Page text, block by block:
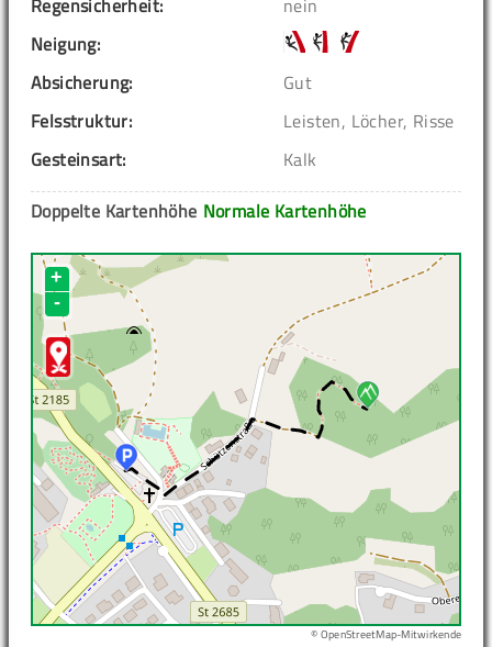
Regensicherheit:
nein
Neigung:
Absicherung:
Gut
Felsstruktur:
Leisten, Löcher, Risse
Gesteinsart:
Kalk
Normale Kartenhöhe
Doppelte Kartenhöhe
+
-
© OpenStreetMap-Mitwirkende